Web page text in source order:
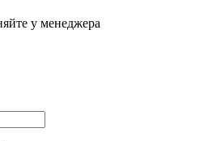
у менеджера